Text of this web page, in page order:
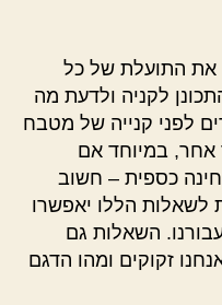
את התועלת של כל
לקניה ולדעת מה
לפני קנייה של מטבח
אחר, במיוחד אם
כספית – חשוב
לשאלות הללו יאפשרו
השאלות גם
זקוקים ומהו הדגם